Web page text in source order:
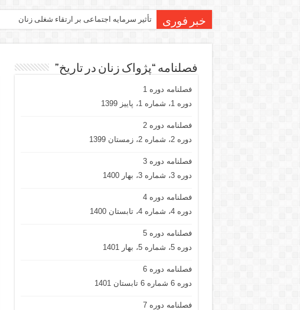
خبر فوری تأثیر سرمایه اجتماعی بر ارتقاء شغلی زنان
فصلنامه “پژواک زنان در تاریخ”
فصلنامه دوره 1
دوره 1، شماره 1، پاییز 1399
فصلنامه دوره 2
دوره 2، شماره 2، زمستان 1399
فصلنامه دوره 3
دوره 3، شماره 3، بهار 1400
فصلنامه دوره 4
دوره 4، شماره 4، تابستان 1400
فصلنامه دوره 5
دوره 5، شماره 5، بهار 1401
فصلنامه دوره 6
دوره 6 شماره 6 تابستان 1401
فصلنامه دوره 7